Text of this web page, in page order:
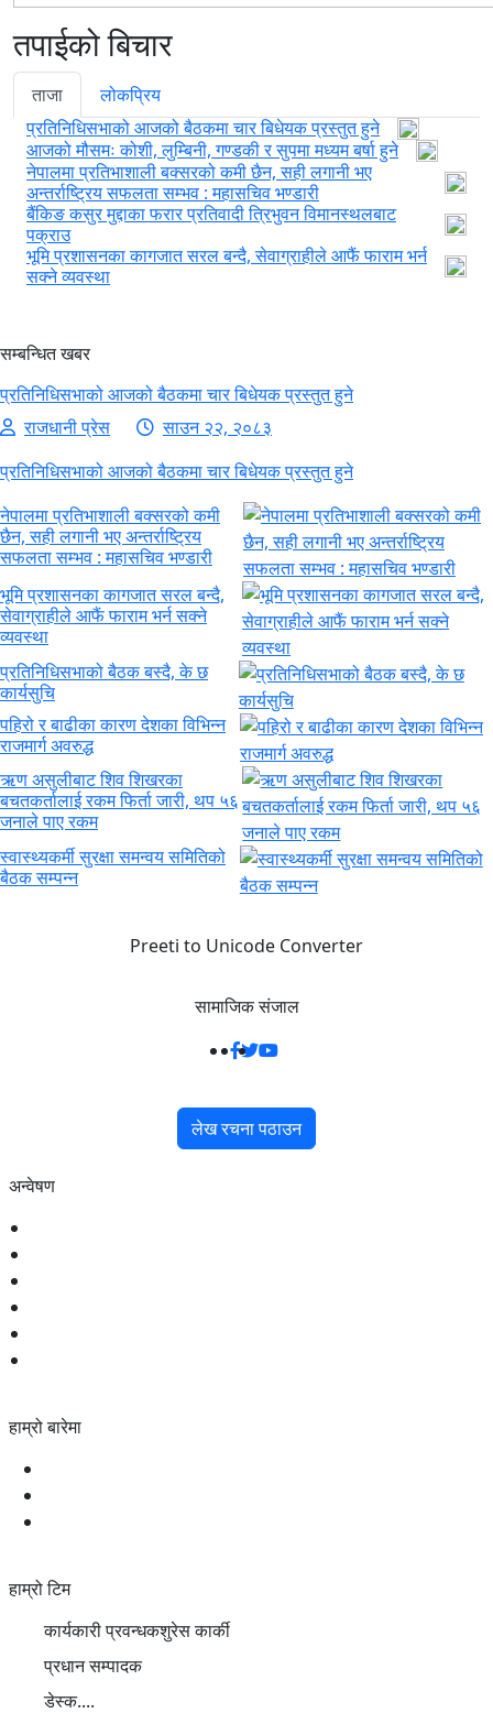
तपाईको बिचार
ताजा
लोकप्रिय
प्रतिनिधिसभाको आजको बैठकमा चार बिधेयक प्रस्तुत हुने
आजको मौसमः कोशी, लुम्बिनी, गण्डकी र सुपमा मध्यम बर्षा हुने
नेपालमा प्रतिभाशाली बक्सरको कमी छैन, सही लगानी भए
अन्तर्राष्ट्रिय सफलता सम्भव : महासचिव भण्डारी
बैंकिङ कसुर मुद्दाका फरार प्रतिवादी त्रिभुवन विमानस्थलबाट
पक्राउ
भूमि प्रशासनका कागजात सरल बन्दै, सेवाग्राहीले आफैं फाराम भर्न
सक्ने व्यवस्था
सम्बन्धित खबर
प्रतिनिधिसभाको आजको बैठकमा चार बिधेयक प्रस्तुत हुने
राजधानी प्रेस
साउन २२, २०८३
प्रतिनिधिसभाको आजको बैठकमा चार बिधेयक प्रस्तुत हुने
नेपालमा प्रतिभाशाली बक्सरको कमी
छैन, सही लगानी भए अन्तर्राष्ट्रिय
सफलता सम्भव : महासचिव भण्डारी
भूमि प्रशासनका कागजात सरल बन्दै,
सेवाग्राहीले आफैं फाराम भर्न सक्ने
व्यवस्था
प्रतिनिधिसभाको बैठक बस्दै, के छ
कार्यसुचि
पहिरो र बाढीका कारण देशका विभिन्न
राजमार्ग अवरुद्ध
ऋण असुलीबाट शिव शिखरका
बचतकर्तालाई रकम फिर्ता जारी, थप ५६
जनाले पाए रकम
स्वास्थ्यकर्मी सुरक्षा समन्वय समितिको
बैठक सम्पन्न
Preeti to Unicode Converter
सामाजिक संजाल
लेख रचना पठाउन
अन्वेषण
हाम्रो बारेमा
हाम्रो टिम
कार्यकारी प्रवन्धकशुरेस कार्की
प्रधान सम्पादक
डेस्क....